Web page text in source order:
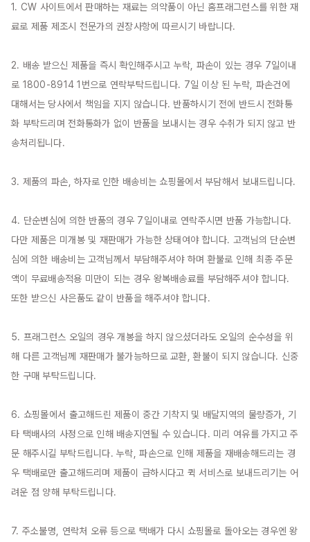
1. CW 사이트에서 판매하는 재료는 의약품이 아닌 홈프래그런스를 위한 재
료로 제품 제조시 전문가의 권장사항에 따르시기 바랍니다.
2. 배송 받으신 제품을 즉시 확인해주시고 누락, 파손이 있는 경우 7일이내
로 1800-8914 1번으로 연락부탁드립니다. 7일 이상 된 누락, 파손건에
대해서는 당사에서 책임을 지지 않습니다. 반품하시기 전에 반드시 전화통
화 부탁드리며 전화통화가 없이 반품을 보내시는 경우 수취가 되지 않고 반
송처리됩니다.
3. 제품의 파손, 하자로 인한 배송비는 쇼핑몰에서 부담해서 보내드립니다.
4. 단순변심에 의한 반품의 경우 7일이내로 연락주시면 반품 가능합니다.
다만 제품은 미개봉 및 재판매가 가능한 상태여야 합니다. 고객님의 단순변
심에 의한 배송비는 고객님께서 부담해주셔야 하며 환불로 인해 최종 주문
액이 무료배송적용 미만이 되는 경우 왕복배송료를 부담해주셔야 합니다.
또한 받으신 사은품도 같이 반품을 해주셔야 합니다.
5. 프래그런스 오일의 경우 개봉을 하지 않으셨더라도 오일의 순수성을 위
해 다른 고객님께 재판매가 불가능하므로 교환, 환불이 되지 않습니다. 신중
한 구매 부탁드립니다.
6. 쇼핑몰에서 출고해드린 제품이 중간 기착지 및 배달지역의 물량증가, 기
타 택배사의 사정으로 인해 배송지연될 수 있습니다. 미리 여유를 가지고 주
문 해주시길 부탁드립니다. 누락, 파손으로 인해 제품을 재배송해드리는 경
우 택배로만 출고해드리며 제품이 급하시다고 퀵 서비스로 보내드리기는 어
려운 점 양해 부탁드립니다.
7. 주소불명, 연락처 오류 등으로 택배가 다시 쇼핑몰로 돌아오는 경우엔 왕